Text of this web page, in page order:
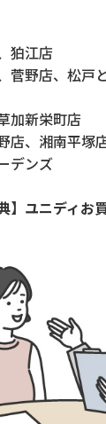
狛江店
菅野店、松戸
加新栄町店
店、湘南平塚
デンズ
】ユニディお